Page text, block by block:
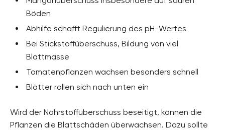
Böden
Abhilfe schafft Regulierung des pH-Wertes
Bei Stickstoffüberschuss, Bildung von viel
Blattmasse
Tomatenpflanzen wachsen besonders schnell
Blätter rollen sich nach unten ein
Wird der Nährstoffüberschuss beseitigt, können die
Pflanzen die Blattschäden überwachsen. Dazu sollte